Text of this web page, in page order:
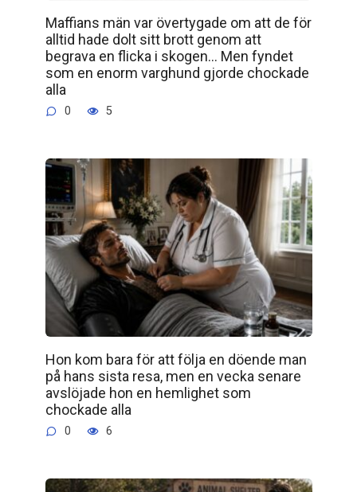
Maffians män var övertygade om att de för
alltid hade dolt sitt brott genom att
begrava en flicka i skogen… Men fyndet
som en enorm varghund gjorde chockade
alla
0 5
Hon kom bara för att följa en döende man
på hans sista resa, men en vecka senare
avslöjade hon en hemlighet som
chockade alla
0 6